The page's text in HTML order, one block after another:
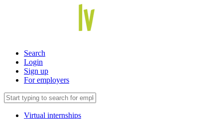
Search
Login
Sign up
For employers
Virtual internships